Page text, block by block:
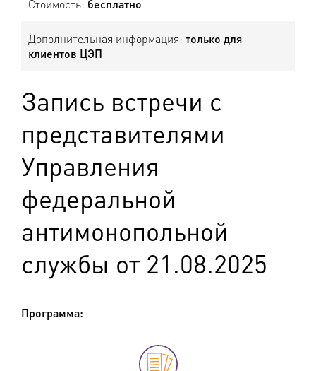
Стоимость: бесплатно
Дополнительная информация: только для
клиентов ЦЭП
Запись встречи с
представителями
Управления
федеральной
антимонопольной
службы от 21.08.2025
Программа: